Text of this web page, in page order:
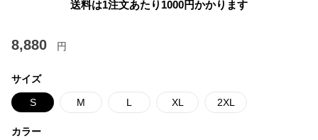
送料は1注文あたり 1000円かかります
8,880 円
サイズ
S M L XL 2XL
カラー